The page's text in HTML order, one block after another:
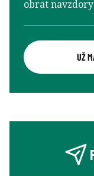
obrat
UŽ